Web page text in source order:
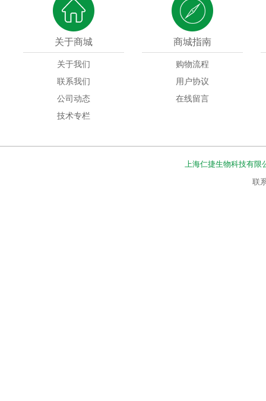
关于商城
关于我们
联系我们
公司动态
技术专栏
商城指南
购物流程
用户协议
在线留言
上海仁捷生物科技有限
联